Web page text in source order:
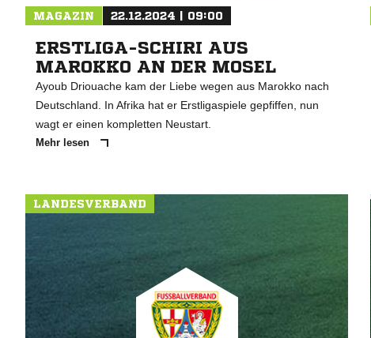
MAGAZIN 22.12.2024 | 09:00
ERSTLIGA-SCHIRI AUS
MAROKKO AN DER MOSEL
Ayoub Driouache kam der Liebe wegen aus Marokko nach
Deutschland. In Afrika hat er Erstligaspiele gepfiffen, nun
wagt er einen kompletten Neustart.
Mehr lesen
LANDESVERBAND